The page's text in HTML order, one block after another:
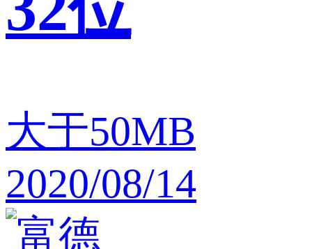
大于50MB
2020/08/14